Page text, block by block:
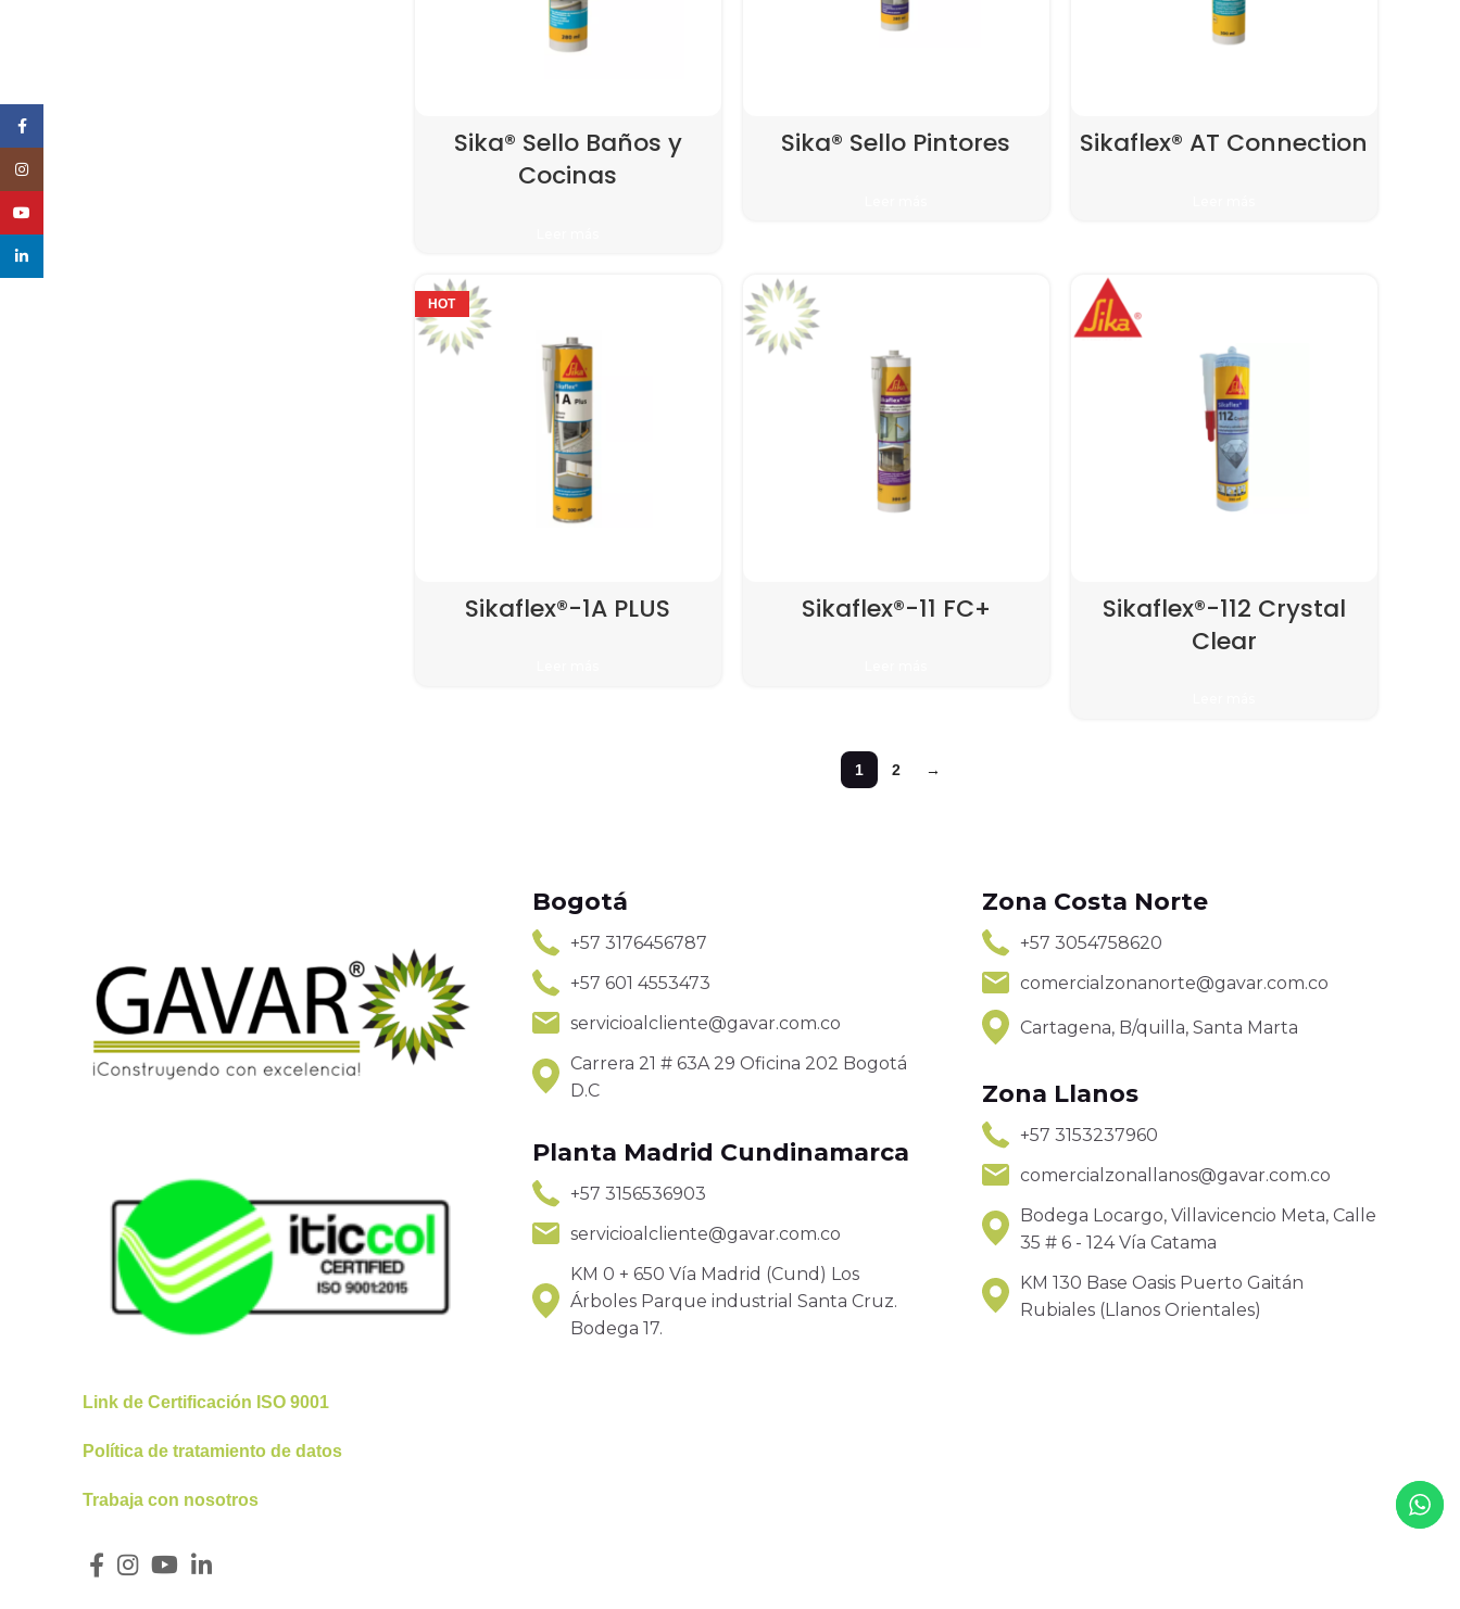
Sika® Sello Baños y
Cocinas
Sika® Sello Pintores Sikaflex® AT Connection
HOT
Sikaflex®-1A PLUS Sikaflex®-11 FC+
Sikaflex®-112 Crystal
Clear
1 2 →
Link de Certificación ISO 9001
Política de tratamiento de datos
Trabaja con nosotros
Bogotá
+57 3176456787
+57 601 4553473
servicioalcliente@gavar.com.co
Carrera 21 # 63A 29 Oficina 202 Bogotá
D.C
Planta Madrid Cundinamarca
+57 3156536903
servicioalcliente@gavar.com.co
KM 0 + 650 Vía Madrid (Cund) Los
Árboles Parque industrial Santa Cruz.
Bodega 17.
Zona Costa Norte
+57 3054758620
comercialzonanorte@gavar.com.co
Cartagena, B/quilla, Santa Marta
Zona Llanos
+57 3153237960
comercialzonallanos@gavar.com.co
Bodega Locargo, Villavicencio Meta, Calle
35 # 6 - 124 Vía Catama
KM 130 Base Oasis Puerto Gaitán
Rubiales (Llanos Orientales)